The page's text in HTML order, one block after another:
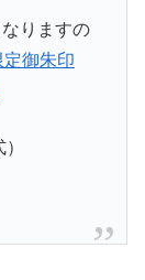
りますの
定御朱印